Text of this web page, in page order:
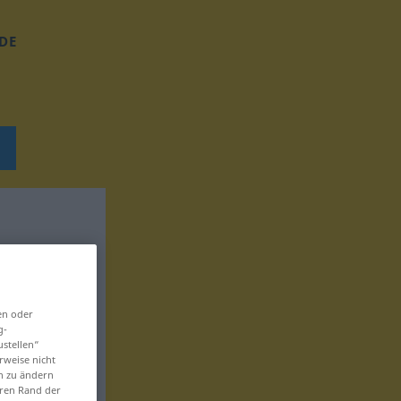
DE
oder
nicht
zu ändern
Rand der